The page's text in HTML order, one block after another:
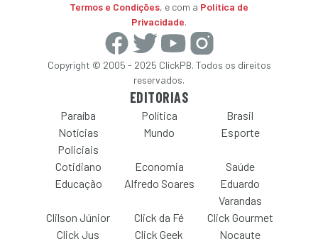
Termos e Condições, e com a Política de
Privacidade.
Copyright © 2005 - 2025 ClickPB. Todos os direitos
reservados.
EDITORIAS
Paraíba Política
Brasil
Notícias
Policiais
Mundo Esporte
Cotidiano Economia
Saúde
Educação
Alfredo Soares
Eduardo
Varandas
Clilson Júnior
Click da Fé
Click Gourmet
Click Jus
Click Geek Nocaute